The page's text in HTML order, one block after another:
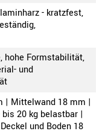
- kratzfest,
hohe Formstabilität,
und
| Mittelwand 18 mm |
20 kg belastbar |
und Boden 18